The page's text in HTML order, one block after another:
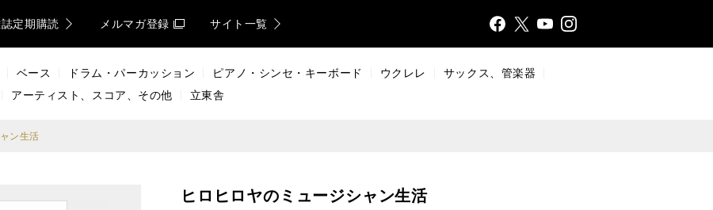
定期購読 メルマガ登録 サイト一覧
FaceX
YouTInsta
ベース ドラム・パーカッション ピアノ・シンセ・キーボード ウクレレ
サックス、管楽器
アーティスト、スコア、その他 立東舎
ン生活
ヒロヒロヤのミュージシャン生活